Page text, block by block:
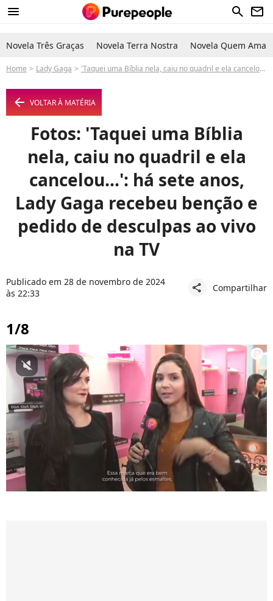
menu search newsletter
Novela Três Graças Novela Terra Nostra Novela Quem Ama
Home Lady Gaga 'Taquei uma Bíblia nela, caiu no quadril e ela cancelou...': há sete anos, Lady Gaga recebeu benção e pedido de desculpas ao vivo na TV
arrow_left VOLTAR À MATÉRIA
Fotos: 'Taquei uma Bíblia
nela, caiu no quadril e ela
cancelou...': há sete anos,
Lady Gaga recebeu benção e
pedido de desculpas ao vivo
na TV
Publicado em 28 de novembro de 2024
às 22:33
share Compartilhar
1/8